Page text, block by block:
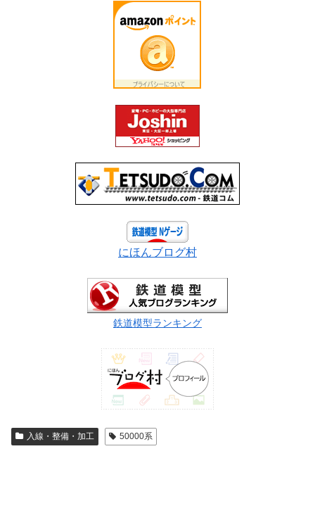
にほんブログ村
鉄道模型ランキング
入線・整備・加工 50000系